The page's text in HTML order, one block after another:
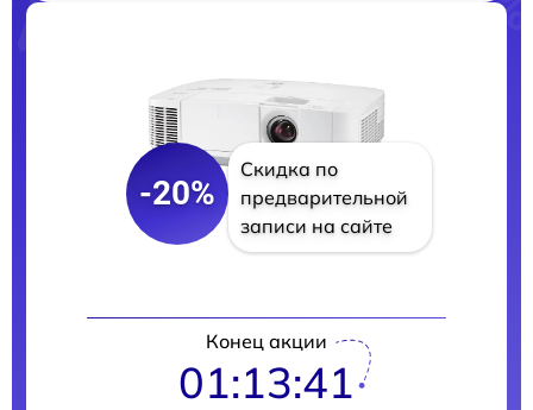
-20%
Скидка по
предварительной
записи на сайте
Конец акции
01:13:41